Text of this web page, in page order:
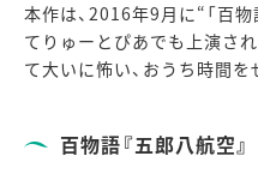
本作は、2016年9月に“「百
てりゅーとぴあでも上演さ
て大いに怖い、おうち時間を
百物語『五郎八航空』